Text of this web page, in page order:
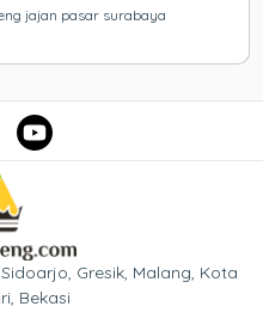
jajan pasar surabaya
Gresik, Malang, Kota
Bekasi